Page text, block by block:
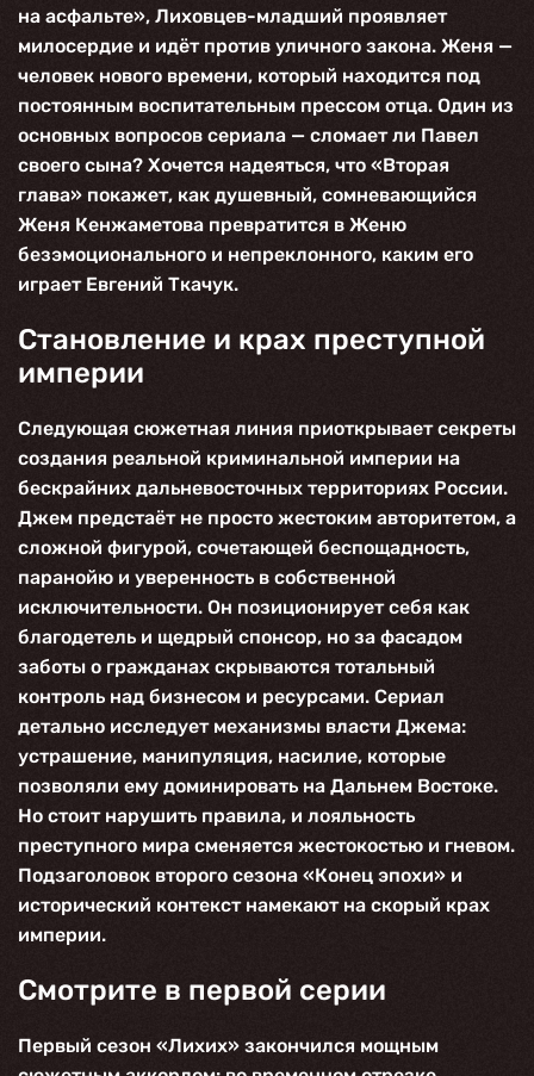
на асфальте», Лиховцев-младший проявляет
милосердие и идёт против уличного закона. Женя —
человек нового времени, который находится под
постоянным воспитательным прессом отца. Один из
основных вопросов сериала — сломает ли Павел
своего сына? Хочется надеяться, что «Вторая
глава» покажет, как душевный, сомневающийся
Женя Кенжаметова превратится в Женю
безэмоционального и непреклонного, каким его
играет Евгений Ткачук.
Становление и крах преступной
империи
Следующая сюжетная линия приоткрывает секреты
создания реальной криминальной империи на
бескрайних дальневосточных территориях России.
Джем предстаёт не просто жестоким авторитетом, а
сложной фигурой, сочетающей беспощадность,
паранойю и уверенность в собственной
исключительности. Он позиционирует себя как
благодетель и щедрый спонсор, но за фасадом
заботы о гражданах скрываются тотальный
контроль над бизнесом и ресурсами. Сериал
детально исследует механизмы власти Джема:
устрашение, манипуляция, насилие, которые
позволяли ему доминировать на Дальнем Востоке.
Но стоит нарушить правила, и лояльность
преступного мира сменяется жестокостью и гневом.
Подзаголовок второго сезона «Конец эпохи» и
исторический контекст намекают на скорый крах
империи.
Смотрите в первой серии
Первый сезон «Лихих» закончился мощным